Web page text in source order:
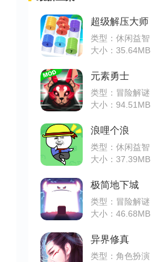
超级解压大师
类型：休闲益智
大小：35.64MB
元素勇士
类型：冒险解谜
大小：94.51MB
浪哩个浪
类型：休闲益智
大小：37.39MB
极简地下城
类型：冒险解谜
大小：46.68MB
异界修真
类型：角色扮演